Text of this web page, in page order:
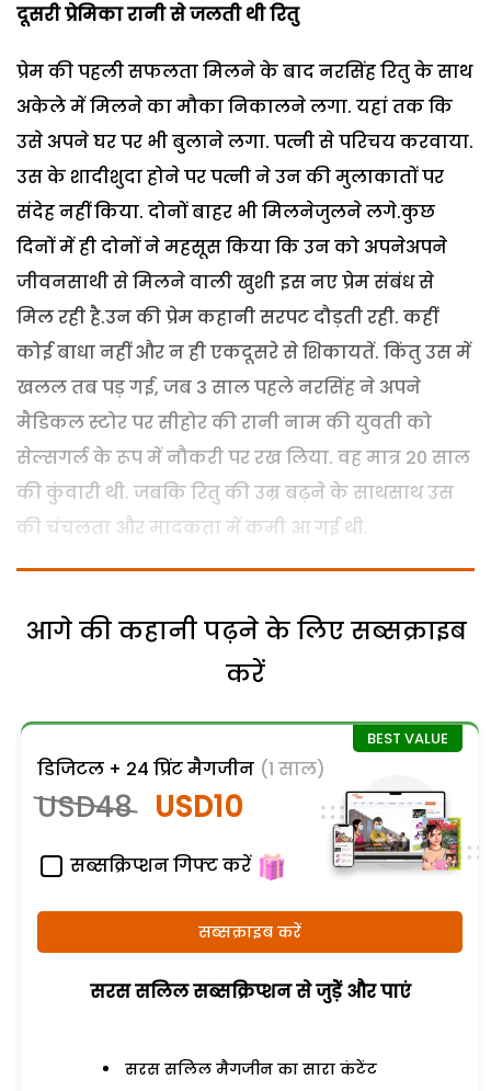
दूसरी प्रेमिका रानी से जलती थी रितु
प्रेम की पहली सफलता मिलने के बाद नरसिंह रितु के साथ
अकेले में मिलने का मौका निकालने लगा. यहां तक कि
उसे अपने घर पर भी बुलाने लगा. पत्नी से परिचय करवाया.
उस के शादीशुदा होने पर पत्नी ने उन की मुलाकातों पर
संदेह नहीं किया. दोनों बाहर भी मिलनेजुलने लगे.कुछ
दिनों में ही दोनों ने महसूस किया कि उन को अपनेअपने
जीवनसाथी से मिलने वाली खुशी इस नए प्रेम संबंध से
मिल रही है.उन की प्रेम कहानी सरपट दौड़ती रही. कहीं
कोई बाधा नहीं और न ही एकदूसरे से शिकायतें. किंतु उस में
खलल तब पड़ गई, जब 3 साल पहले नरसिंह ने अपने
मैडिकल स्टोर पर सीहोर की रानी नाम की युवती को
सेल्सगर्ल के रूप में नौकरी पर रख लिया. वह मात्र 20 साल
की कुंवारी थी. जबकि रितु की उम्र बढ़ने के साथसाथ उस
की चंचलता और मादकता में कमी आ गई थी.
आगे की कहानी पढ़ने के लिए सब्सक्राइब
करें
डिजिटल + 24 प्रिंट मैगजीन (1 साल)
USD48 USD10
सब्सक्रिप्शन गिफ्ट करें
सब्सक्राइब करें
सरस सलिल सब्सक्रिप्शन से जुड़ेें और पाएं
सरस सलिल मैगजीन का सारा कंटेंट